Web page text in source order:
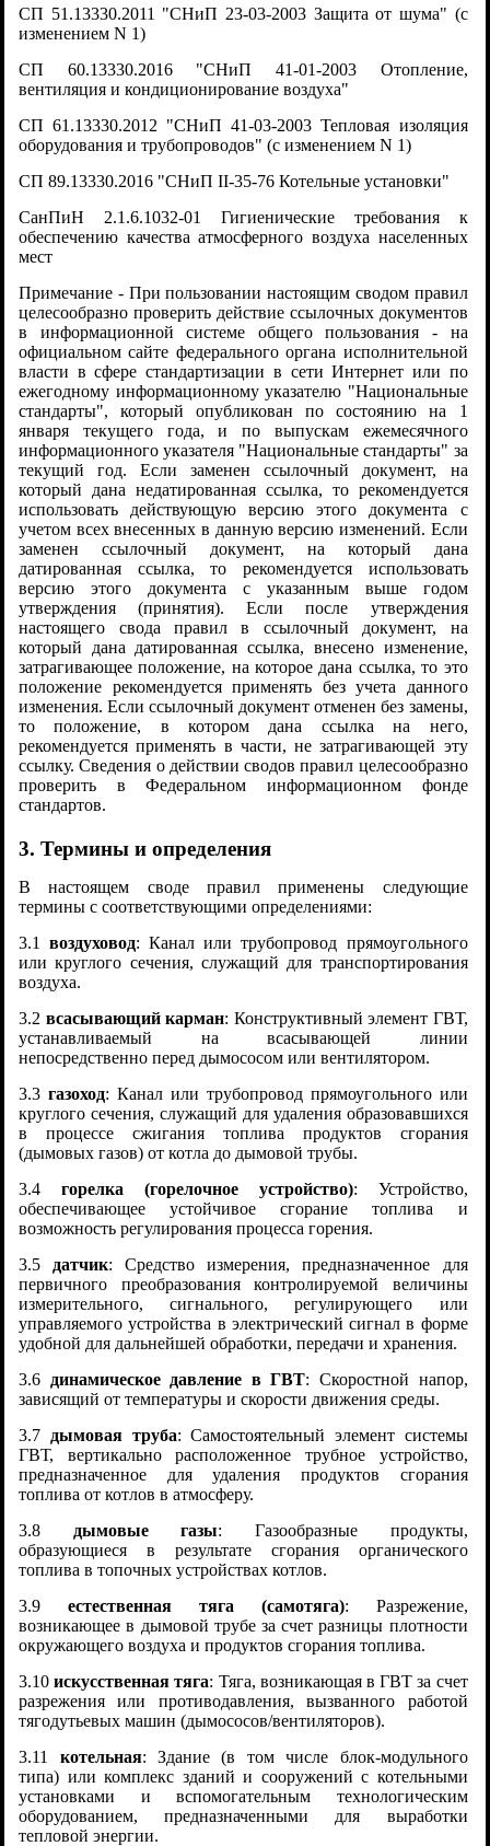
СП 51.13330.2011 "СНиП 23-03-2003 Защита от шума" (с
изменением N 1)
СП 60.13330.2016 "СНиП 41-01-2003 Отопление,
вентиляция и кондиционирование воздуха"
СП 61.13330.2012 "СНиП 41-03-2003 Тепловая изоляция
оборудования и трубопроводов" (с изменением N 1)
СП 89.13330.2016 "СНиП II-35-76 Котельные установки"
СанПиН 2.1.6.1032-01 Гигиенические требования к
обеспечению качества атмосферного воздуха населенных
мест
Примечание - При пользовании настоящим сводом правил
целесообразно проверить действие ссылочных документов
в информационной системе общего пользования - на
официальном сайте федерального органа исполнительной
власти в сфере стандартизации в сети Интернет или по
ежегодному информационному указателю "Национальные
стандарты", который опубликован по состоянию на 1
января текущего года, и по выпускам ежемесячного
информационного указателя "Национальные стандарты" за
текущий год. Если заменен ссылочный документ, на
который дана недатированная ссылка, то рекомендуется
использовать действующую версию этого документа с
учетом всех внесенных в данную версию изменений. Если
заменен ссылочный документ, на который дана
датированная ссылка, то рекомендуется использовать
версию этого документа с указанным выше годом
утверждения (принятия). Если после утверждения
настоящего свода правил в ссылочный документ, на
который дана датированная ссылка, внесено изменение,
затрагивающее положение, на которое дана ссылка, то это
положение рекомендуется применять без учета данного
изменения. Если ссылочный документ отменен без замены,
то положение, в котором дана ссылка на него,
рекомендуется применять в части, не затрагивающей эту
ссылку. Сведения о действии сводов правил целесообразно
проверить в Федеральном информационном фонде
стандартов.
3. Термины и определения
В настоящем своде правил применены следующие
термины с соответствующими определениями:
3.1воздуховод: Канал или трубопровод прямоугольного
или круглого сечения, служащий для транспортирования
воздуха.
3.2 всасывающий карман: Конструктивный элемент ГВТ,
устанавливаемый на всасывающей линии
непосредственно перед дымососом или вентилятором.
3.3газоход: Канал или трубопровод прямоугольного или
круглого сечения, служащий для удаления образовавшихся
в процессе сжигания топлива продуктов сгорания
(дымовых газов) от котла до дымовой трубы.
3.4 горелка (горелочное устройство): Устройство,
обеспечивающее устойчивое сгорание топлива и
возможность регулирования процесса горения.
3.5 датчик: Средство измерения, предназначенное для
первичного преобразования контролируемой величины
измерительного, сигнального, регулирующего или
управляемого устройства в электрический сигнал в форме
удобной для дальнейшей обработки, передачи и хранения.
3.6 динамическое давление в ГВТ: Скоростной напор,
зависящий от температуры и скорости движения среды.
3.7 дымовая труба: Самостоятельный элемент системы
ГВТ, вертикально расположенное трубное устройство,
предназначенное для удаления продуктов сгорания
топлива от котлов в атмосферу.
3.8 дымовые газы: Газообразные продукты,
образующиеся в результате сгорания органического
топлива в топочных устройствах котлов.
3.9 естественная тяга (самотяга): Разрежение,
возникающее в дымовой трубе за счет разницы плотности
окружающего воздуха и продуктов сгорания топлива.
3.10искусственная тяга: Тяга, возникающая в ГВТ за счет
разрежения или противодавления, вызванного работой
тягодутьевых машин (дымососов/вентиляторов).
3.11 котельная: Здание (в том числе блок-модульного
типа) или комплекс зданий и сооружений с котельными
установками и вспомогательным технологическим
оборудованием, предназначенными для выработки
тепловой энергии.